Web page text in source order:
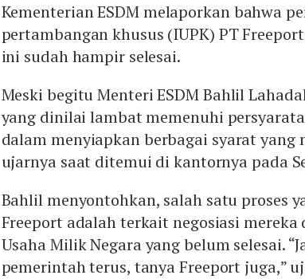
Kementerian ESDM melaporkan bahwa
pertambangan khusus (IUPK) PT
ini sudah hampir selesai.
Meski begitu Menteri ESDM Bahlil
yang dinilai lambat memenuhi
dalam menyiapkan berbagai syarat yang
ujarnya saat ditemui di kantornya pada
Bahlil menyontohkan, salah satu proses
Freeport adalah terkait negosiasi mereka
Usaha Milik Negara yang belum selesai.
pemerintah terus, tanya Freeport juga,”